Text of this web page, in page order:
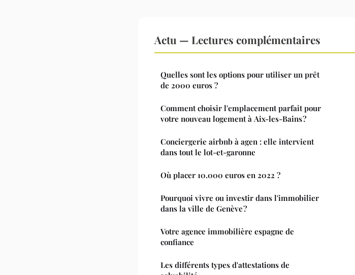
Actu — Lectures complémentaires
Quelles sont les options pour utiliser un prêt
de 2000 euros ?
Comment choisir l'emplacement parfait pour
votre nouveau logement à Aix-les-Bains ?
Conciergerie airbnb à agen : elle intervient
dans tout le lot-et-garonne
Où placer 10.000 euros en 2022 ?
Pourquoi vivre ou investir dans l'immobilier
dans la ville de Genève ?
Votre agence immobilière espagne de
confiance
Les différents types d'attestations de